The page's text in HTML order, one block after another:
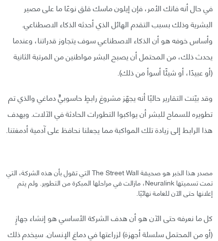
في حال أنه فاتك الأمر، فإن إيلون ماسك قلق نوعًا ما على مصير
البشرية وذلك بسبب التقدم الهائل الذي أحدثه الذكاء الاصطناعي.
وأساس خوفه هو أن الذكاء الاصطناعي سوف يتجاوز قدراتنا، وعندما
يحدث ذلك، من المحتمل أن يصبح البشر مواطنين من المرتبة الثانية
(أو عبيدًا، أو شيئًا أسوأ من ذلك).
وقد بيّنت التقارير حاليًا أنه يجهّز مشروعَ رابطٍ حاسوبيٍّ دماغي والذي تم
تطويره للسماح للبشر أن يواكبوا التطورات الحادثة في الآلات. ويهدف
هذا الرابط إلى زيادة تلك المواكبة مما يجعلنا نحافظ على آدمية أدمغتنا.
مصدر هذا الخبر هو صحيفة The Street Wall التي تقول بأن هذه الشركة، التي
تمت تسميتها Neuralink، مازالت في مراحلها المبكرة من التطوير. ولم يتم
إعلانها حتى الآن للعامة نهائيًا.
كل ما نعرفه حتى الآن هو أن هدف الشركة الأساسي هو إنشاء جهازٍ
(أو من المحتمل سلسلة أجهزة) لزراعتها في دماغ الإنسان. سيخدم ذلك